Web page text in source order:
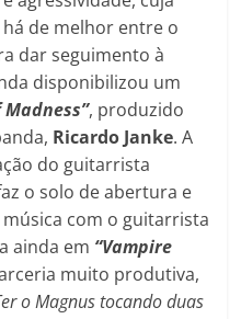
de melhor entre o
dar seguimento à
disponibilizou um
Madness”, produzido
Ricardo Janke. A
do guitarrista
o solo de abertura e
com o guitarrista
ainda em “Vampire
muito produtiva,
o Magnus tocando duas